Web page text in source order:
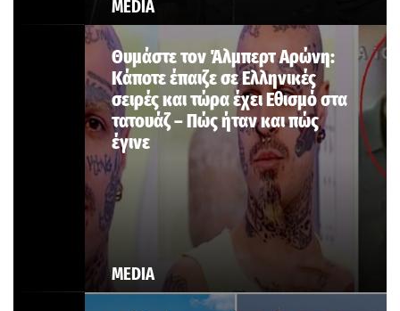
MEDIA
MEDIA
Θυμάστε τον Άλμπερτ Αρώνη:
Κάποτε έπαιζε σε Ελληνικές
σειρές και τώρα έχει Εθισμό στα
τατουάζ – Πώς ήταν και πώς
έγινε